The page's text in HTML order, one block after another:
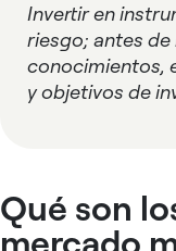
Invertir en
riesgo; antes de
conocimientos,
y objetivos de
Qué son
mercado